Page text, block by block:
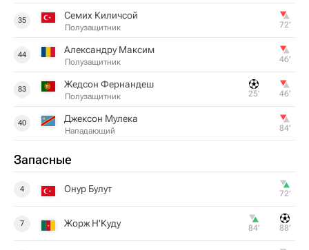
35 Семих Киличсой
Полузащитник 72‎’‎
44 Александру Максим
Полузащитник 46‎’‎
83 Жедсон Фернандеш
Полузащитник 25‎’‎ 46‎’‎
40 Джексон Мулека
Нападающий 84‎’‎
Запасные
4 Онур Булут 72‎’‎
7 Жорж Н'Куду 84‎’‎ 88‎’‎